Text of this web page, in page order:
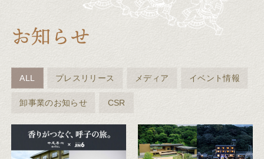
ALL プレスリリース メディア イベント情報
卸事業のお知らせ CSR